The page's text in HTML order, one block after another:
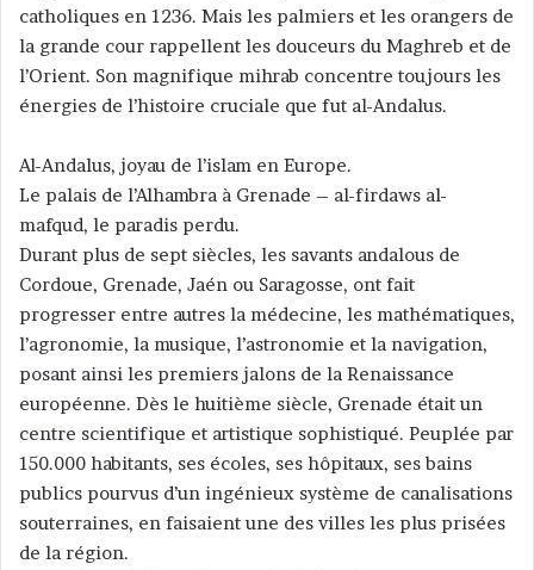
catholiques en 1236. Mais les palmiers et les orangers de
la grande cour rappellent les douceurs du Maghreb et de
l’Orient. Son magnifique mihrab concentre toujours les
énergies de l’histoire cruciale que fut al-Andalus.
Al-Andalus, joyau de l’islam en Europe.
Le palais de l’Alhambra à Grenade – al-firdaws al-
mafqud, le paradis perdu.
Durant plus de sept siècles, les savants andalous de
Cordoue, Grenade, Jaén ou Saragosse, ont fait
progresser entre autres la médecine, les mathématiques,
l’agronomie, la musique, l’astronomie et la navigation,
posant ainsi les premiers jalons de la Renaissance
européenne. Dès le huitième siècle, Grenade était un
centre scientifique et artistique sophistiqué. Peuplée par
150.000 habitants, ses écoles, ses hôpitaux, ses bains
publics pourvus d’un ingénieux système de canalisations
souterraines, en faisaient une des villes les plus prisées
de la région.